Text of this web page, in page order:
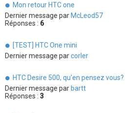
Mon retour HTC one
Dernier message parMcLeod57
Réponses : 6
[TEST] HTC One mini
Dernier message parcorler
HTC Desire 500, qu'en pensez vous?
Dernier message parbartt
Réponses : 3